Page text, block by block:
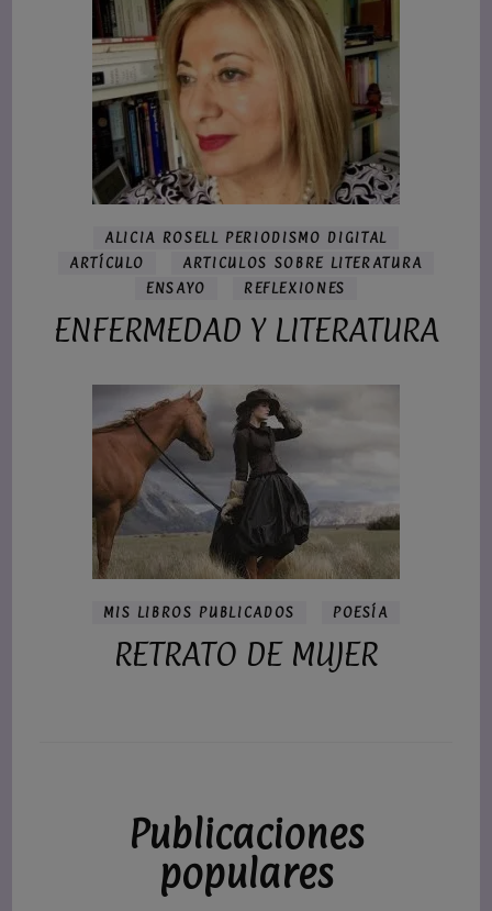
ALICIA ROSELL PERIODISMO DIGITAL
ARTÍCULO
ARTICULOS SOBRE LITERATURA
ENSAYO
REFLEXIONES
ENFERMEDAD Y LITERATURA
MIS LIBROS PUBLICADOS POESÍA
RETRATO DE MUJER
Publicaciones
populares